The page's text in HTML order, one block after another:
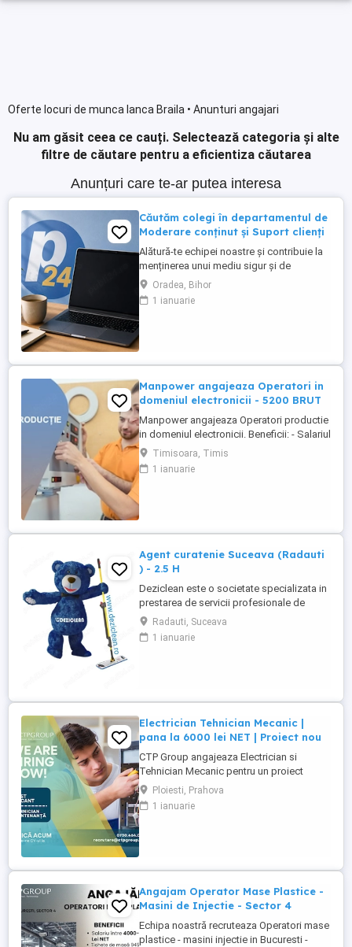
Oferte locuri de munca Ianca Braila • Anunturi angajari
Nu am găsit ceea ce cauți. Selectează categoria și alte
filtre de căutare pentru a eficientiza căutarea
Anunțuri care te-ar putea interesa
Căutăm colegi în departamentul de
Moderare conținut și Suport clienți
Alătură-te echipei noastre și contribuie la
menținerea unui mediu sigur și de
încredere pe platformele noastre de
anunțuri din România, Germania și
Ungaria. În funcție de experiența și
Oradea, Bihor
1 ianuarie
Manpower angajeaza Operatori in
domeniul electronicii - 5200 BRUT
Manpower angajeaza Operatori productie
in domeniul electronicii. Beneficii: - Salariul
- 5200 (in functie de experienta in
domeniul electronicii); - Tichete de masa
de 35 de lei zi lucratoare; - Mediu de lucru
Timisoara, Timis
1 ianuarie
Agent curatenie Suceava (Radauti
) - 2.5 H
Deziclean este o societate specializata in
prestarea de servicii profesionale de
curatenie. Compania noastra asigura
servicii de curatenie in aproape toate
orasele mari din România. Angajam agenti
Radauti, Suceava
1 ianuarie
Electrician Tehnician Mecanic |
pana la 6000 lei NET | Proiect nou
CTP Group angajeaza Electrician si
Tehnician Mecanic pentru un proiect
industrial nou. Daca ai experienta tehnica
si iti doresti un loc de munca stabil, bine
platit, cu perspective reale de dezvoltare,
Ploiesti, Prahova
1 ianuarie
Angajam Operator Mase Plastice -
Masini de Injectie - Sector 4
Echipa noastră recruteaza Operatori mase
plastice - masini injectie in Bucuresti -